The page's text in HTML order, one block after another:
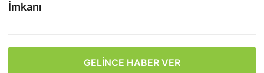
İmkanı
GELİNCE HABER VER